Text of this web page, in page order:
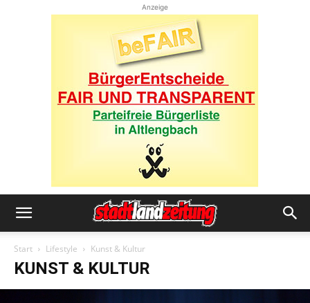
Anzeige
Start Lifestyle Kunst & Kultur
KUNST & KULTUR